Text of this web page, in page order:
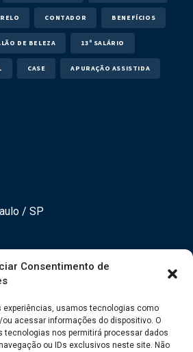
Consentimento de
experiências, usamos tecnologias como
acessar informações do dispositivo. O
tecnologias nos permitirá processar dados
ou IDs exclusivos neste site. Não
CONTADOR BENEFÍCIOS
DE BELEZA 13º SALÁRIO
CASE APURAÇÃO ASSISTIDA
/ SP